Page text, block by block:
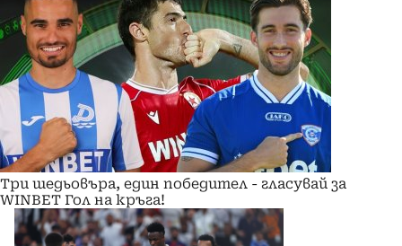
Три шедьовъра, един победител - гласувай за
WINBET Гол на кръга!